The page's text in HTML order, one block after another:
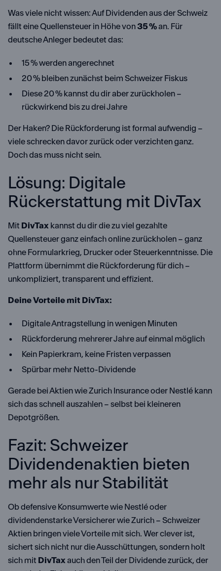
Was viele nicht wissen: Auf Dividenden aus der Schweiz
fällt eine Quellensteuer in Höhe von35 %an. Für
deutsche Anleger bedeutet das:
15 % werden angerechnet
20 % bleiben zunächst beim Schweizer Fiskus
Diese 20 % kannst du dir aber zurückholen –
rückwirkend bis zu drei Jahre
Der Haken? Die Rückforderung ist formal aufwendig –
viele schrecken davor zurück oder verzichten ganz.
Doch das muss nicht sein.
Lösung: Digitale
Rückerstattung mit DivTax
Mit DivTax kannst du dir die zu viel gezahlte
Quellensteuer ganz einfach online zurückholen – ganz
ohne Formularkrieg, Drucker oder Steuerkenntnisse. Die
Plattform übernimmt die Rückforderung für dich –
unkompliziert, transparent und effizient.
Deine Vorteile mit DivTax:
Digitale Antragstellung in wenigen Minuten
Rückforderung mehrerer Jahre auf einmal möglich
Kein Papierkram, keine Fristen verpassen
Spürbar mehr Netto-Dividende
Gerade bei Aktien wie Zurich Insurance oder Nestlé kann
sich das schnell auszahlen – selbst bei kleineren
Depotgrößen.
Fazit: Schweizer
Dividendenaktien bieten
mehr als nur Stabilität
Ob defensive Konsumwerte wie Nestlé oder
dividendenstarke Versicherer wie Zurich – Schweizer
Aktien bringen viele Vorteile mit sich. Wer clever ist,
sichert sich nicht nur die Ausschüttungen, sondern holt
sich mit DivTaxauch den Teil der Dividende zurück, der